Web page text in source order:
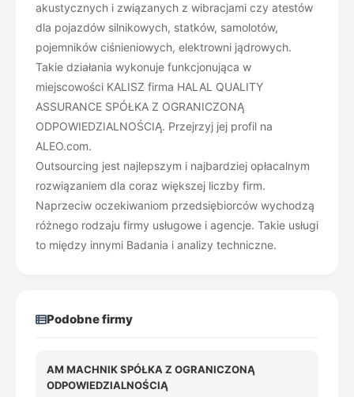
akustycznych i związanych z wibracjami czy atestów
dla pojazdów silnikowych, statków, samolotów,
pojemników ciśnieniowych, elektrowni jądrowych.
Takie działania wykonuje funkcjonująca w
miejscowości KALISZ firma HALAL QUALITY
ASSURANCE SPÓŁKA Z OGRANICZONĄ
ODPOWIEDZIALNOŚCIĄ. Przejrzyj jej profil na
ALEO.com.
Outsourcing jest najlepszym i najbardziej opłacalnym
rozwiązaniem dla coraz większej liczby firm.
Naprzeciw oczekiwaniom przedsiębiorców wychodzą
różnego rodzaju firmy usługowe i agencje. Takie usługi
to między innymi Badania i analizy techniczne.
Podobne firmy
AM MACHNIK SPÓŁKA Z OGRANICZONĄ
ODPOWIEDZIALNOŚCIĄ